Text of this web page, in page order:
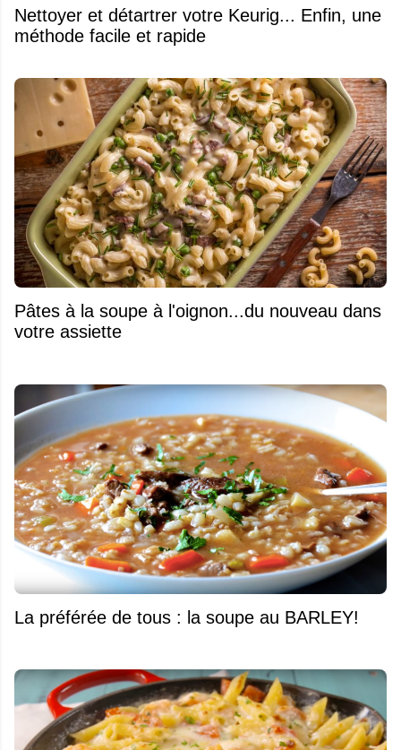
Nettoyer et détartrer votre Keurig... Enfin, une
méthode facile et rapide
Pâtes à la soupe à l'oignon...du nouveau dans
votre assiette
La préférée de tous : la soupe au BARLEY!